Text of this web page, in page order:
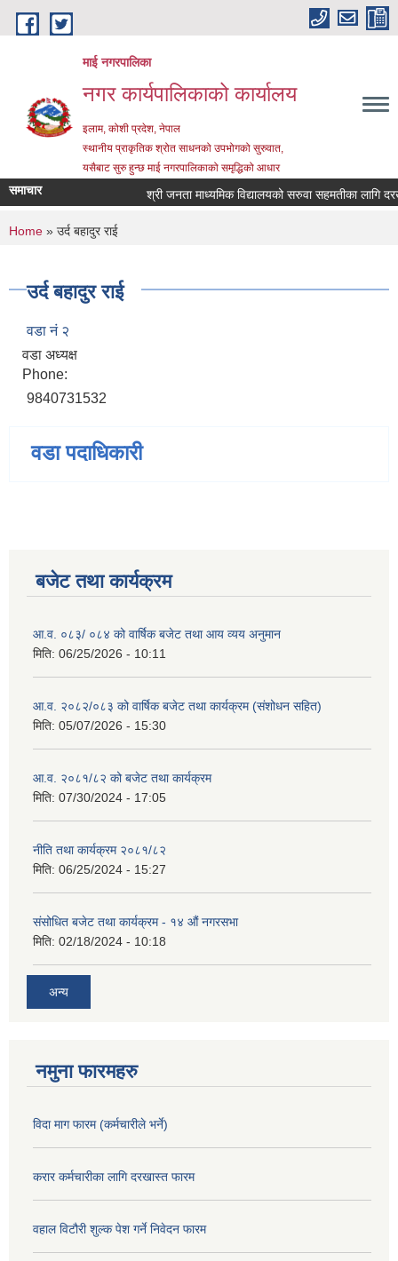
Skip to main content
माई नगरपालिका
नगर कार्यपालिकाको कार्यालय
इलाम, कोशी प्रदेश, नेपाल
स्थानीय प्राकृतिक श्रोत साधनको उपभोगको सुरुवात,
यसैबाट सुरु हुन्छ माई नगरपालिकाको समृद्धिको आधार
समाचार श्री जनता माध्यमिक विद्यालयको सरुवा सहमतीका लागि
You are here
Home » उर्द बहादुर राई
उर्द बहादुर राई
वडा नं २
वडा अध्यक्ष
Phone:
9840731532
वडा पदाधिकारी
बजेट तथा कार्यक्रम
आ.व. ०८३/ ०८४ को वार्षिक बजेट तथा आय व्यय अनुमान
मिति: 06/25/2026 - 10:11
आ.व. २०८२/०८३ को वार्षिक बजेट तथा कार्यक्रम (संशोधन सहित)
मिति: 05/07/2026 - 15:30
आ.व. २०८१/८२ को बजेट तथा कार्यक्रम
मिति: 07/30/2024 - 17:05
नीति तथा कार्यक्रम २०८१/८२
मिति: 06/25/2024 - 15:27
संसोधित बजेट तथा कार्यक्रम - १४ औं नगरसभा
मिति: 02/18/2024 - 10:18
अन्य
नमुना फारमहरु
विदा माग फारम (कर्मचारीले भर्ने)
करार कर्मचारीका लागि दरखास्त फारम
वहाल विटौरी शुल्क पेश गर्ने निवेदन फारम